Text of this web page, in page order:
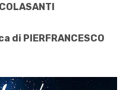
PIERFRANCESCO